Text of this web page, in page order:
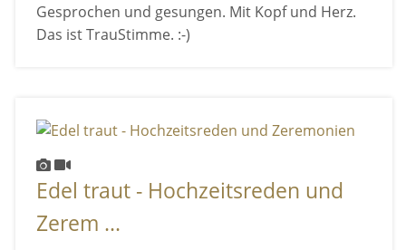
Gesprochen und gesungen. Mit Kopf und Herz.
Das ist TrauStimme. :-)
Edel traut - Hochzeitsreden und
Zerem ...